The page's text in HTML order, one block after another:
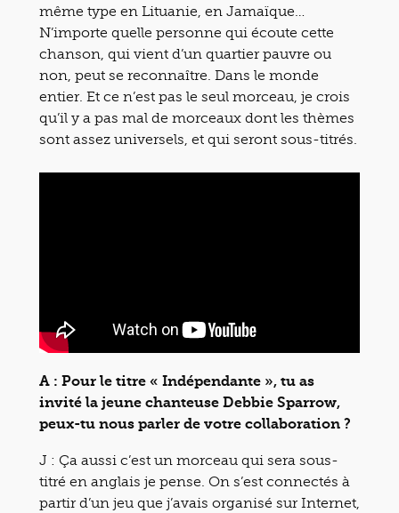
même type en Lituanie, en Jamaïque…
N’importe quelle personne qui écoute cette
chanson, qui vient d’un quartier pauvre ou
non, peut se reconnaître. Dans le monde
entier. Et ce n’est pas le seul morceau, je crois
qu’il y a pas mal de morceaux dont les thèmes
sont assez universels, et qui seront sous-titrés.
A : Pour le titre « Indépendante », tu as
invité la jeune chanteuse Debbie Sparrow,
peux-tu nous parler de votre collaboration ?
J : Ça aussi c’est un morceau qui sera sous-
titré en anglais je pense. On s’est connectés à
partir d’un jeu que j’avais organisé sur Internet,